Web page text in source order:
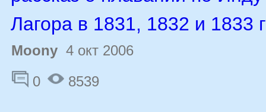
Лагора в 1831, 1832 и 1833
Moony 4 окт 2006
0
8539